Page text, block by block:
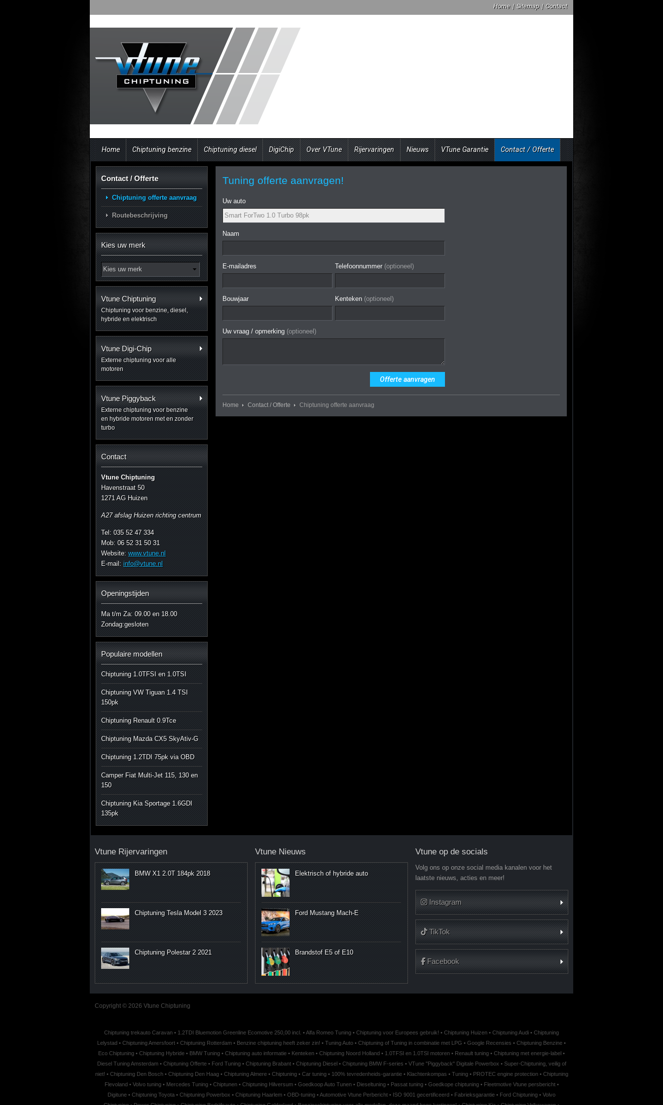
Home | Sitemap | Contact
Home Chiptuning benzine Chiptuning diesel DigiChip Over VTune Rijervaringen Nieuws VTune Garantie Contact / Offerte
Contact / Offerte
Chiptuning offerte aanvraag
Routebeschrijving
Kies uw merk
Vtune Chiptuning
Chiptuning voor benzine, diesel,
hybride en elektrisch
Vtune Digi-Chip
Externe chiptuning voor alle
motoren
Vtune Piggyback
Externe chiptuning voor benzine
en hybride motoren met en zonder
turbo
Contact
Vtune Chiptuning
Havenstraat 50
1271 AG Huizen
A27 afslag Huizen richting centrum
Tel: 035 52 47 334
Mob: 06 52 31 50 31
Website: www.vtune.nl
E-mail: info@vtune.nl
Openingstijden
Ma t/m Za: 09.00 en 18.00
Zondag:gesloten
Populaire modellen
Chiptuning 1.0TFSI en 1.0TSI
Chiptuning VW Tiguan 1.4 TSI
150pk
Chiptuning Renault 0.9Tce
Chiptuning Mazda CX5 SkyAtiv-G
Chiptuning 1.2TDI 75pk via OBD
Camper Fiat Multi-Jet 115, 130 en
150
Chiptuning Kia Sportage 1.6GDI
135pk
Tuning offerte aanvragen!
Uw auto
Naam
E-mailadres Telefoonnummer (optioneel)
Bouwjaar Kenteken (optioneel)
Uw vraag / opmerking (optioneel)
Home Contact / Offerte Chiptuning offerte aanvraag
Vtune Rijervaringen
BMW X1 2.0T 184pk 2018
Chiptuning Tesla Model 3 2023
Chiptuning Polestar 2 2021
Vtune Nieuws
Elektrisch of hybride auto
Ford Mustang Mach-E
Brandstof E5 of E10
Vtune op de socials
Volg ons op onze social media kanalen voor het
laatste nieuws, acties en meer!
Instagram
TikTok
Facebook
Copyright © 2026 Vtune Chiptuning
Chiptuning trekauto Caravan • 1.2TDI Bluemotion Greenline Ecomotive 250,00 incl. •Alfa Romeo Tuning • Chiptuning voor Europees gebruik! • Chiptuning Huizen • Chiptuning Audi • Chiptuning
Lelystad • Chiptuning Amersfoort • Chiptuning Rotterdam • Benzine chiptuning heeft zeker zin! • Tuning Auto • Chiptuning of Tuning in combinatie met LPG • Google Recensies • Chiptuning Benzine •
Eco Chiptuning • Chiptuning Hybride • BMW Tuning • Chiptuning auto informatie • Kenteken • Chiptuning Noord Holland • 1.0TFSI en 1.0TSI motoren • Renault tuning • Chiptuning met energie-label •
Diesel Tuning Amsterdam • Chiptuning Offerte • Ford Tuning • Chiptuning Brabant • Chiptuning Diesel • Chiptuning BMW F-series • VTune "Piggyback" Digitale Powerbox • Super-Chiptuning, veilig of
niet! • Chiptuning Den Bosch • Chiptuning Den Haag • Chiptuning Almere • Chiptuning • Car tuning • 100% tevredenheids-garantie • Klachtenkompas • Tuning • PROTEC engine protection • Chiptuning
Flevoland • Volvo tuning • Mercedes Tuning • Chiptunen • Chiptuning Hilversum • Goedkoop Auto Tunen • Dieseltuning • Passat tuning • Goedkope chiptuning • Fleetmotive Vtune persbericht •
Digitune • Chiptuning Toyota • Chiptuning Powerbox • Chiptuning Haarlem • OBD-tuning •Automotive Vtune Perbericht • ISO 9001 gecertificeerd • Fabrieksgarantie • Ford Chiptuning • Volvo